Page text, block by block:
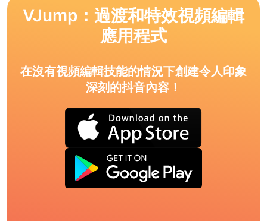
VJump：過渡和特效視頻編輯
應用程式
在沒有視頻編輯技能的情況下創建令人印象
深刻的抖音內容！